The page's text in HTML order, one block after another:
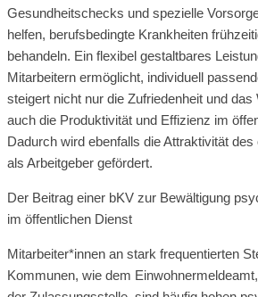
Gesundheitschecks und spezielle
helfen, berufsbedingte Krankheiten
behandeln. Ein flexibel gestaltbares
Mitarbeitern ermöglicht, individuell
steigert nicht nur die Zufriedenheit und
auch die Produktivität und Effizienz im
Dadurch wird ebenfalls die Attraktivität
als Arbeitgeber gefördert.
Der Beitrag einer bKV zur Bewältigung
im öffentlichen Dienst
Mitarbeiter*innen an stark frequentierten
Kommunen, wie dem